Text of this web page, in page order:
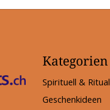
Kategorien
Spirituell & Ritual
Geschenkideen